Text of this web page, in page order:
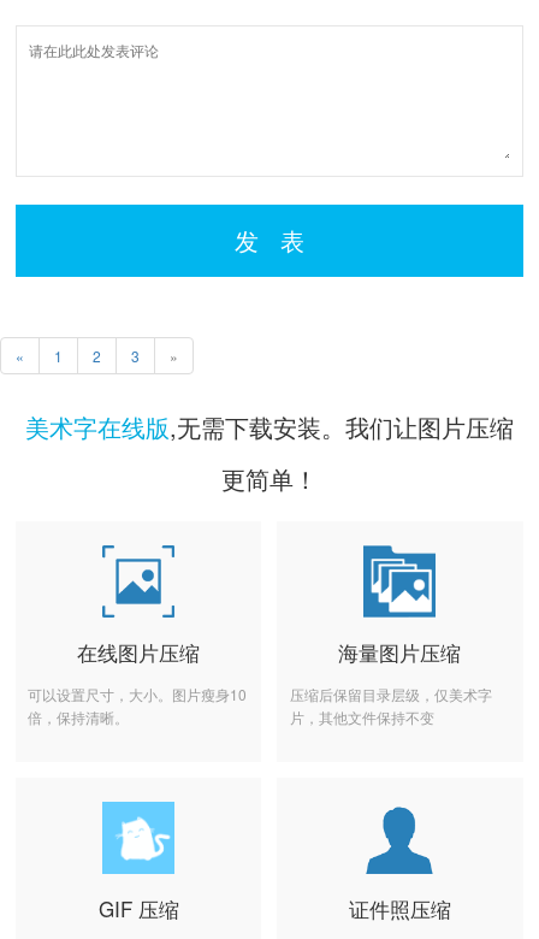
发 表
« 1 2 3 »
美术字在线版,无需下载安装。我们让图片压缩
更简单！
在线图片压缩
可以设置尺寸，大小。图片瘦身10
倍，保持清晰。
海量图片压缩
压缩后保留目录层级，仅美术字
片，其他文件保持不变
GIF 压缩 证件照压缩